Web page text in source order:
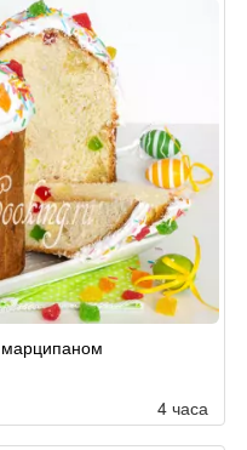
марципаном
4 часа